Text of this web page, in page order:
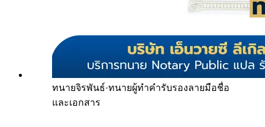
ทนายจิรพันธ์·ทนายผู้ทำคำรับรองลายมือชื่อ
และเอกสาร